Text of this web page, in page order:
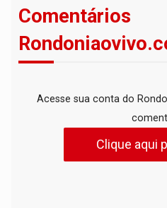
Comentários
Acesse sua conta do
Clique aqui